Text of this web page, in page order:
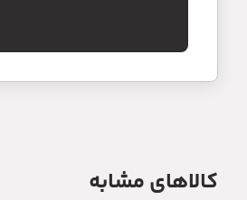
کالاهای مشابه